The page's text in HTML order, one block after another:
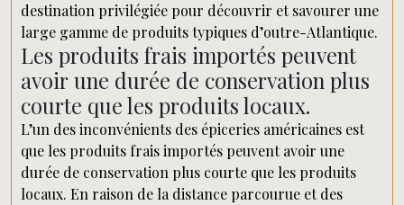
destination privilégiée pour découvrir et savourer une
large gamme de produits typiques d’outre-Atlantique.
Les produits frais importés peuvent
avoir une durée de conservation plus
courte que les produits locaux.
L’un des inconvénients des épiceries américaines est
que les produits frais importés peuvent avoir une
durée de conservation plus courte que les produits
locaux. En raison de la distance parcourue et des